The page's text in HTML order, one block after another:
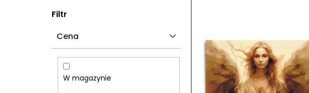
Filtr
Cena
W magazynie